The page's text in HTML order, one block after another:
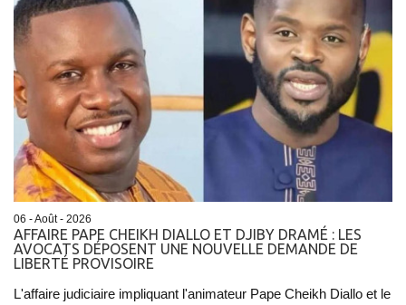
06 - Août - 2026
AFFAIRE PAPE CHEIKH DIALLO ET DJIBY DRAMÉ : LES
AVOCATS DÉPOSENT UNE NOUVELLE DEMANDE DE
LIBERTÉ PROVISOIRE
L'affaire judiciaire impliquant l'animateur Pape Cheikh Diallo et le